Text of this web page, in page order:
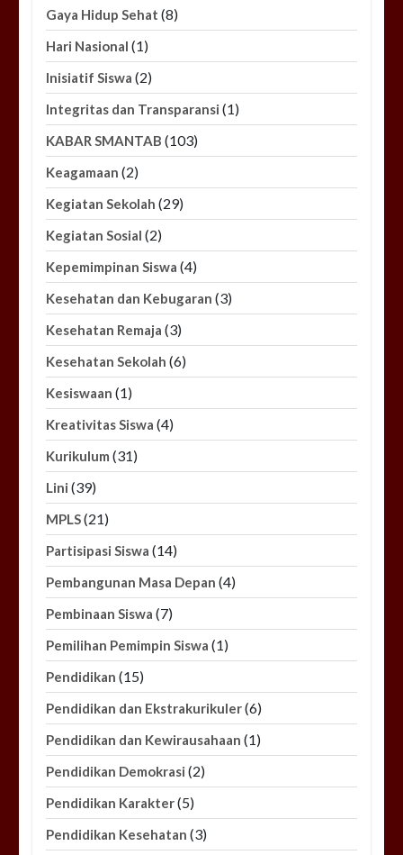
Gaya Hidup Sehat (8)
Hari Nasional (1)
Inisiatif Siswa (2)
Integritas dan Transparansi (1)
KABAR SMANTAB (103)
Keagamaan (2)
Kegiatan Sekolah (29)
Kegiatan Sosial (2)
Kepemimpinan Siswa (4)
Kesehatan dan Kebugaran (3)
Kesehatan Remaja (3)
Kesehatan Sekolah (6)
Kesiswaan (1)
Kreativitas Siswa (4)
Kurikulum (31)
Lini (39)
MPLS(21)
Partisipasi Siswa (14)
Pembangunan Masa Depan (4)
Pembinaan Siswa (7)
Pemilihan Pemimpin Siswa (1)
Pendidikan (15)
Pendidikan dan Ekstrakurikuler(6)
Pendidikan dan Kewirausahaan (1)
Pendidikan Demokrasi (2)
Pendidikan Karakter(5)
Pendidikan Kesehatan (3)